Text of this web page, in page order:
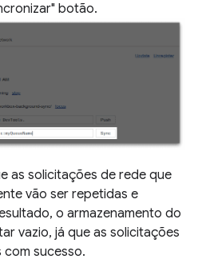
botão.
as solicitações de rede que
vão ser repetidas e
o armazenamento do
vazio, já que as solicitações
sucesso.